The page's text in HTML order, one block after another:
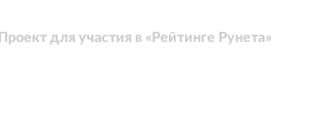
Проект для участия в «Рейтинге Рунета»